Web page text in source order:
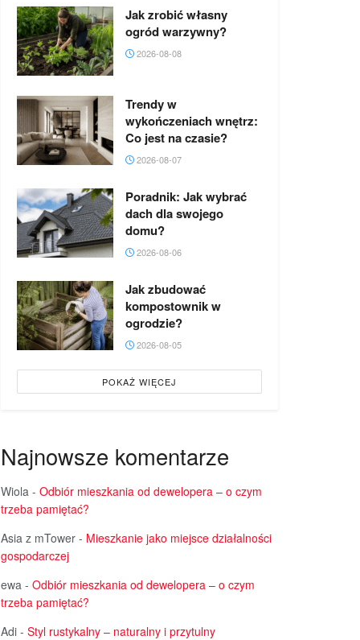
Jak zrobić własny
ogród warzywny?
2026-08-08
Trendy w
wykończeniach wnętrz:
Co jest na czasie?
2026-08-07
Poradnik: Jak wybrać
dach dla swojego
domu?
2026-08-06
Jak zbudować
kompostownik w
ogrodzie?
2026-08-05
POKAŻ WIĘCEJ
Najnowsze komentarze
Wiola - Odbiór mieszkania od dewelopera – o czym
trzeba pamiętać?
Asia z mTower - Mieszkanie jako miejsce działalności
gospodarczej
ewa - Odbiór mieszkania od dewelopera – o czym
trzeba pamiętać?
Adi - Styl rustykalny – naturalny i przytulny